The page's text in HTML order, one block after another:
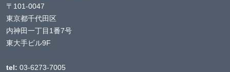
〒101-0047
東京都千代田区
内神田一丁目1番7号
東大手ビル9F
tel: 03-6273-7005